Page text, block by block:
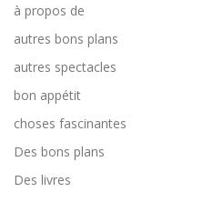
à propos de
autres bons plans
autres spectacles
bon appétit
choses fascinantes
Des bons plans
Des livres